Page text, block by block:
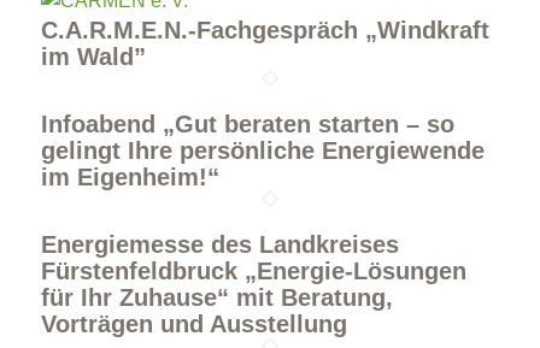
C.A.R.M.E.N.-Fachgespräch „Windkraft
im Wald”
Infoabend „Gut beraten starten – so
gelingt Ihre persönliche Energiewende
im Eigenheim!“
Energiemesse des Landkreises
Fürstenfeldbruck „Energie-Lösungen
für Ihr Zuhause“ mit Beratung,
Vorträgen und Ausstellung